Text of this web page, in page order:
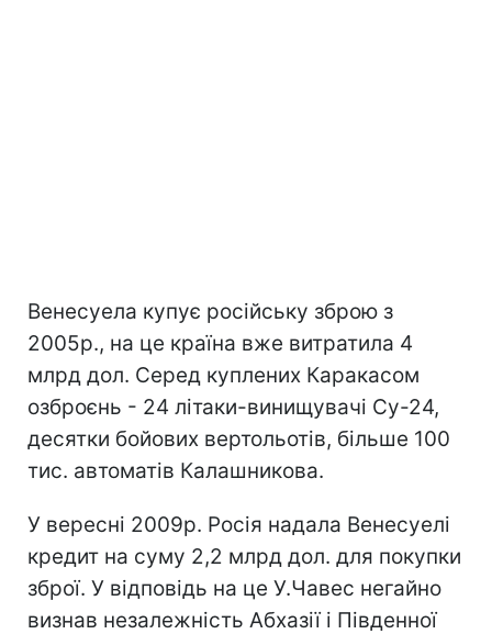
Венесуела купує російську зброю з
2005р., на це країна вже витратила 4
млрд дол. Серед куплених Каракасом
озброєнь - 24 літаки-винищувачі Су-24,
десятки бойових вертольотів, більше 100
тис. автоматів Калашникова.
У вересні 2009р. Росія надала Венесуелі
кредит на суму 2,2 млрд дол. для покупки
зброї. У відповідь на це У.Чавес негайно
визнав незалежність Абхазії і Південної